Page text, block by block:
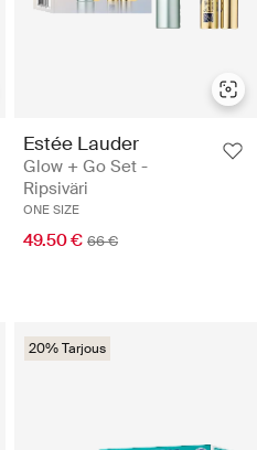
Estée Lauder
Glow + Go Set -
Ripsiväri
ONE SIZE
49.50 € 66 €
20% Tarjous